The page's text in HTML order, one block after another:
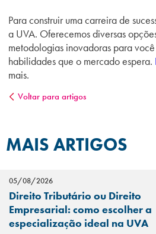
Para construir uma carreira de
a UVA. Oferecemos diversas
metodologias inovadoras para
habilidades que o mercado espera.
mais.
Voltar para artigos
MAIS ARTIGOS
05/08/2026
Direito Tributário ou Direito
Empresarial: como escolher a
especialização ideal na UVA